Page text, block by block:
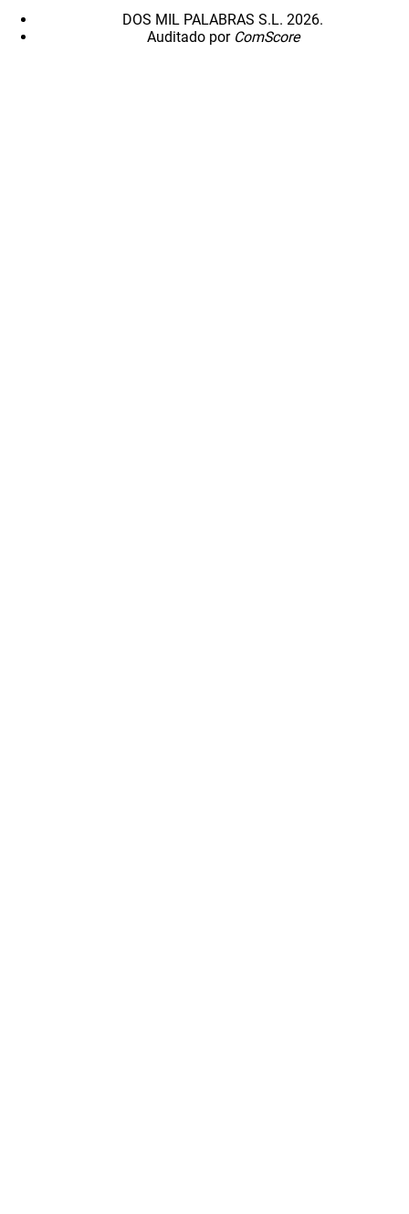
DOS MIL PALABRAS S.L. 2026.
Auditado por ComScore